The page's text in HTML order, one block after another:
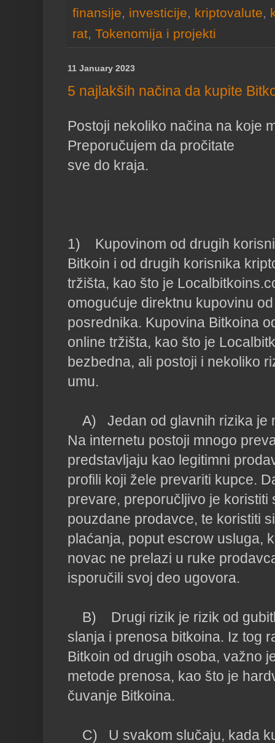
finansije, investicije, kriptovalute,
rat, Tokenomija i projekti
11 January 2023
5 najlakših načina da kupite
Postoji nekoliko načina na koje
Preporučujem da pročitate
sve do kraja.
1)    Kupovinom od drugih
Bitkoin i od drugih korisnika
tržišta, kao što je
omogućuje direktnu kupovinu
posrednika. Kupovina Bitkoina
online tržišta, kao što je
bezbedna, ali postoji i nekoliko
umu.
A)   Jedan od glavnih rizika je
Na internetu postoji mnogo
predstavljaju kao legitimni
profili koji žele prevariti kupce.
prevare, preporučljivo je koristiti
pouzdane prodavce, te koristiti
plaćanja, poput escrow usluga,
novac ne prelazi u ruke
isporučili svoj deo ugovora.
B)    Drugi rizik je rizik od
slanja i prenosa bitkoina. Iz tog
Bitkoin od drugih osoba, važno
metode prenosa, kao što je
čuvanje Bitkoina.
C)   U svakom slučaju, kada